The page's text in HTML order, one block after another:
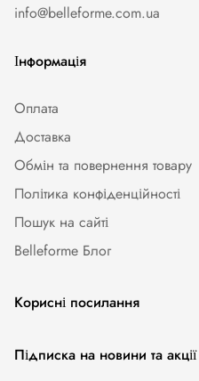
info@belleforme.com.ua
Інформація
Оплата
Доставка
Обмін та повернення товару
Політика конфіденційності
Пошук на сайті
Belleforme Блог
Корисні посилання
Жіноча білизна
Підписка на новини та акції